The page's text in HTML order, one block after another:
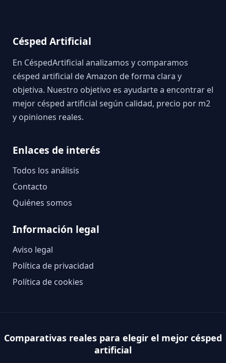
Césped Artificial
En CéspedArtificial analizamos y comparamos
césped artificial de Amazon de forma clara y
objetiva. Nuestro objetivo es ayudarte a encontrar el
mejor césped artificial según calidad, precio por m2
y opiniones reales.
Enlaces de interés
Todos los análisis
Contacto
Quiénes somos
Información legal
Aviso legal
Política de privacidad
Política de cookies
Comparativas reales para elegir el mejor césped
artificial